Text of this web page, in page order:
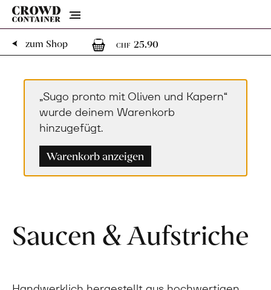
Menu
zum Shop
CHF 25.90
„Sugo pronto mit Oliven und Kapern“
wurde deinem Warenkorb
hinzugefügt.
Warenkorb anzeigen
Saucen & Aufstriche